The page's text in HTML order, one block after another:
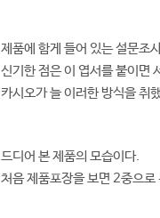
제품에 함게 들어 있는 설문조
신기한 점은 이 엽서를 붙이면
카시오가 늘 이러한 방식을 취
드디어 본 제품의 모습이다.
처음 제품포장을 보면 2중으로